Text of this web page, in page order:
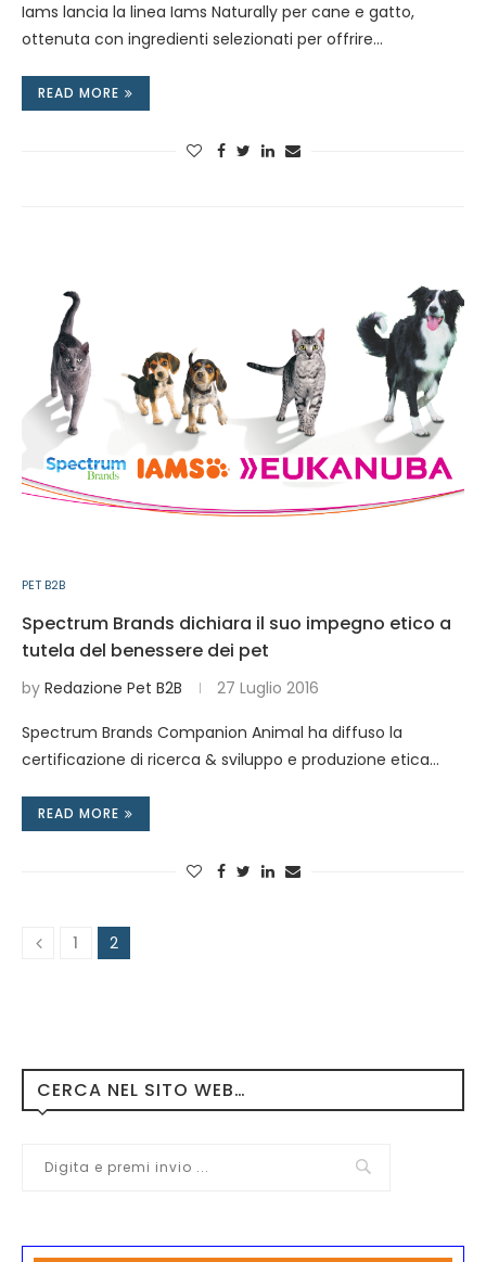
Iams lancia la linea Iams Naturally per cane e gatto,
ottenuta con ingredienti selezionati per offrire…
READ MORE
PET B2B
Spectrum Brands dichiara il suo impegno etico a
tutela del benessere dei pet
by Redazione Pet B2B 27 Luglio 2016
Spectrum Brands Companion Animal ha diffuso la
certificazione di ricerca & sviluppo e produzione etica…
READ MORE
1 2
CERCA NEL SITO WEB…